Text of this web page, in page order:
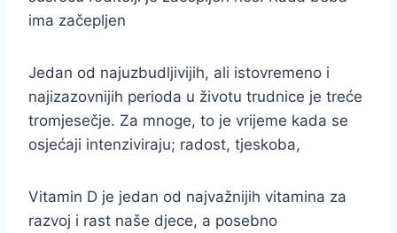
ima začepljen
Jedan od najuzbudljivijih, ali istovremeno i
najizazovnijih perioda u životu trudnice je treće
tromjesečje. Za mnoge, to je vrijeme kada se
osjećaji intenziviraju; radost, tjeskoba,
Vitamin D je jedan od najvažnijih vitamina za
razvoj i rast naše djece, a posebno